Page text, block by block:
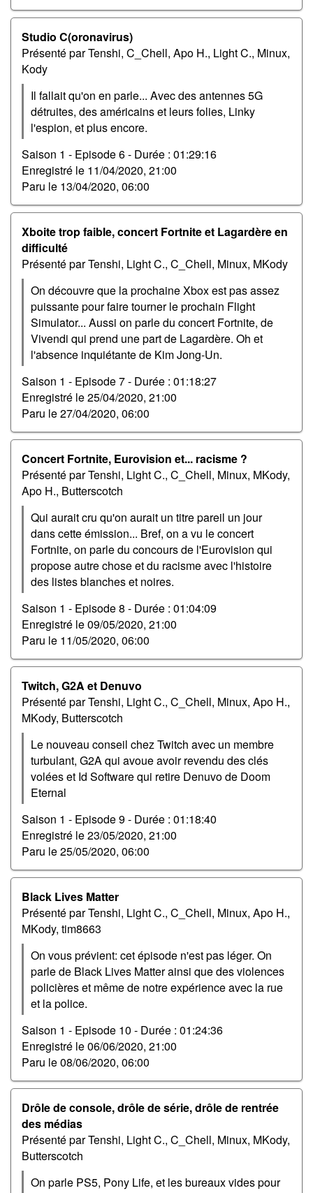
Studio C(oronavirus)
Présenté par Tenshi, C_Chell, Apo H., Light C., Minux,
Kody
Il fallait qu'on en parle... Avec des antennes 5G
détruites, des américains et leurs folies, Linky
l'espion, et plus encore.
Saison 1 - Episode 6 - Durée : 01:29:16
Enregistré le 11/04/2020, 21:00
Paru le 13/04/2020, 06:00
Xboite trop faible, concert Fortnite et Lagardère en
difficulté
Présenté par Tenshi, Light C., C_Chell, Minux, MKody
On découvre que la prochaine Xbox est pas assez
puissante pour faire tourner le prochain Flight
Simulator... Aussi on parle du concert Fortnite, de
Vivendi qui prend une part de Lagardère. Oh et
l'absence inquiétante de Kim Jong-Un.
Saison 1 - Episode 7 - Durée : 01:18:27
Enregistré le25/04/2020, 21:00
Paru le27/04/2020, 06:00
Concert Fortnite, Eurovision et... racisme ?
Présenté par Tenshi, Light C., C_Chell, Minux, MKody,
Apo H., Butterscotch
Qui aurait cru qu'on aurait un titre pareil un jour
dans cette émission... Bref, on a vu le concert
Fortnite, on parle du concours de l'Eurovision qui
propose autre chose et du racisme avec l'histoire
des listes blanches et noires.
Saison 1 - Episode 8 - Durée : 01:04:09
Enregistré le09/05/2020, 21:00
Paru le 11/05/2020, 06:00
Twitch, G2A et Denuvo
Présenté par Tenshi, Light C., C_Chell, Minux, Apo H.,
MKody, Butterscotch
Le nouveau conseil chez Twitch avec un membre
turbulant, G2A qui avoue avoir revendu des clés
volées et Id Software qui retire Denuvo de Doom
Eternal
Saison 1 - Episode 9 - Durée : 01:18:40
Enregistré le23/05/2020, 21:00
Paru le25/05/2020, 06:00
Black Lives Matter
Présenté par Tenshi, Light C., C_Chell, Minux, Apo H.,
MKody, tim8663
On vous prévient: cet épisode n'est pas léger. On
parle de Black Lives Matter ainsi que des violences
policières et même de notre expérience avec la rue
et la police.
Saison 1 - Episode 10 - Durée : 01:24:36
Enregistré le06/06/2020, 21:00
Paru le08/06/2020, 06:00
Drôle de console, drôle de série, drôle de rentrée
des médias
Présenté par Tenshi, Light C., C_Chell, Minux, MKody,
Butterscotch
On parle PS5, Pony Life, et les bureaux vides pour